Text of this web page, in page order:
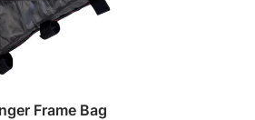
Frame Bag